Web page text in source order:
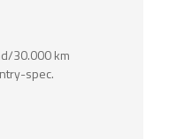
30.000 km
spec.